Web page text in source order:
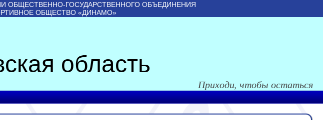
ОБЩЕСТВЕННО-ГОСУДАРСТВЕННОГО ОБЪЕДИНЕНИЯ
ОБЩЕСТВО «ДИНАМО»
область
Приходи, чтобы остаться